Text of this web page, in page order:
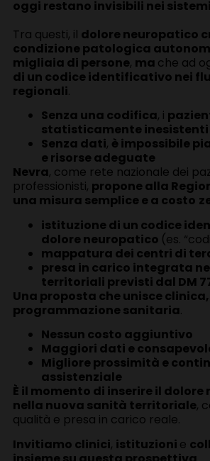
oggi restano invisibili nei
Tra questi, il dolore neuropatico
condizione patologica
migliaia di persone, ma che ad
di un codice identificativo nei
regionali.
Senza una codifica, i
statisticamente inesistenti
Senza dati, è impossibile
e risorse adeguate
Nevra, come rete nazionale dei
professionisti, propone alla
una misura semplice e a costo
istituzione di un codice
dolore neuropatico (es.
mappatura dei centri di
presa in carico integrata
territoriali previsti dal DM
Una proposta che unisce
programmazione sanitaria.
Nessun costo aggiuntivo
Maggiori dati e
Migliore prossimità e
assistenziale
È il momento di inserire il
nella nuova sanità territoriale,
qualità e presa in carico reale.
Invitiamo clinici, istituzioni e